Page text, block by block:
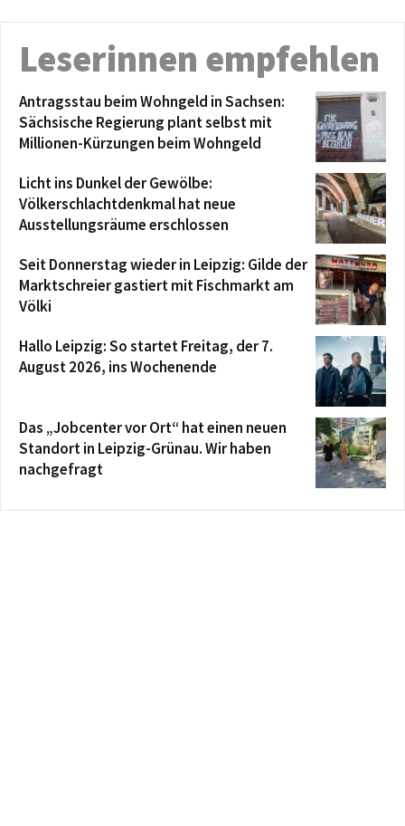
Leserinnen empfehlen
Antragsstau beim Wohngeld in Sachsen:
Sächsische Regierung plant selbst mit
Millionen-Kürzungen beim Wohngeld
Licht ins Dunkel der Gewölbe:
Völkerschlachtdenkmal hat neue
Ausstellungsräume erschlossen
Seit Donnerstag wieder in Leipzig: Gilde der
Marktschreier gastiert mit Fischmarkt am
Völki
Hallo Leipzig: So startet Freitag, der 7.
August 2026, ins Wochenende
Das „Jobcenter vor Ort“ hat einen neuen
Standort in Leipzig-Grünau. Wir haben
nachgefragt